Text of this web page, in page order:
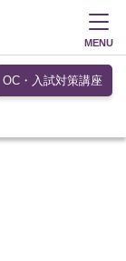
MENU
OC・入試対策講座